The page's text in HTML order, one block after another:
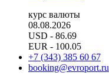
курс валюты
08.08.2026
USD - 86.69
EUR - 100.05
+7 (343) 385 60 67
booking@evroport.ru